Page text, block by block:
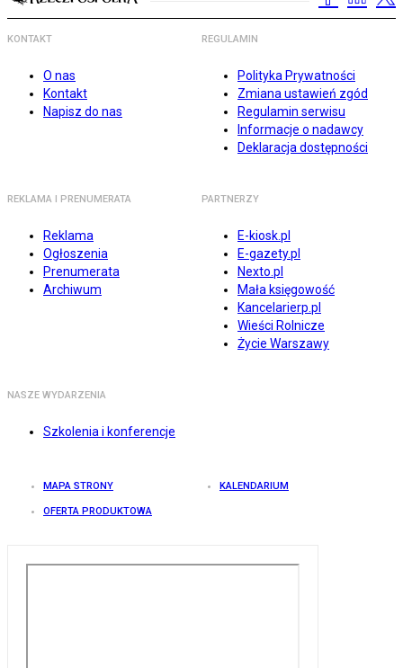
KONTAKT
O nas
Kontakt
Napisz do nas
REGULAMIN
Polityka Prywatności
Zmiana ustawień zgód
Regulamin serwisu
Informacje o nadawcy
Deklaracja dostępności
REKLAMA I PRENUMERATA
Reklama
Ogłoszenia
Prenumerata
Archiwum
PARTNERZY
E-kiosk.pl
E-gazety.pl
Nexto.pl
Mała księgowość
Kancelarierp.pl
Wieści Rolnicze
Życie Warszawy
NASZE WYDARZENIA
Szkolenia i konferencje
MAPA STRONY KALENDARIUM
OFERTA PRODUKTOWA